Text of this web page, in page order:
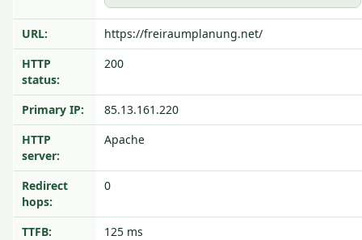
URL:
https://freiraumplanung.net/
HTTP
status:
200
Primary IP:
85.13.161.220
HTTP
server:
Apache
Redirect
hops:
0
TTFB:
125 ms